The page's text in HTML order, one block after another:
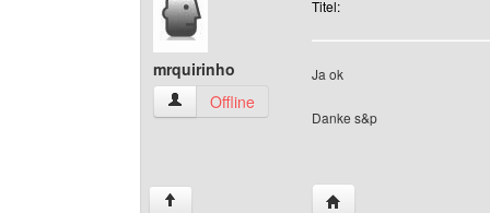
mrquirinho
mrquirinho Benutzer-Profile anzeigen
Offline
Titel:
Ja ok
Danke s&p
↑ Website dieses